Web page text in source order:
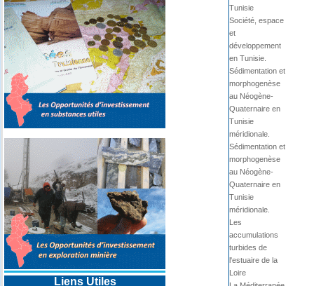
Liens Utiles
Tunisie
Société, espace
et
développement
en Tunisie.
Sédimentation et
morphogenèse
au Néogène-
Quaternaire en
Tunisie
méridionale.
Sédimentation et
morphogenèse
au Néogène-
Quaternaire en
Tunisie
méridionale.
Les
accumulations
turbides de
l'estuaire de la
Loire